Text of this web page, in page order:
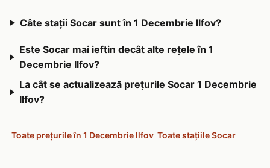
Câte stații Socar sunt în 1 Decembrie Ilfov?
Este Socar mai ieftin decât alte rețele în 1
Decembrie Ilfov?
La cât se actualizează prețurile Socar 1 Decembrie
Ilfov?
Toate prețurile în 1 Decembrie Ilfov Toate stațiile Socar